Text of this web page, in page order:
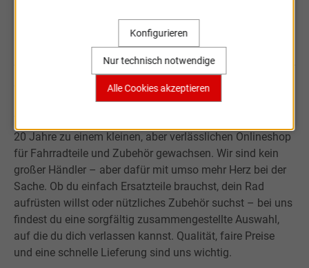
Sportartikel Online
Willkommen bei Sportartikel Online.
20 Jahre zu einem kleinen, aber verlässlichen Onlineshop
für Fahrradteile und Zubehör gewachsen. Wir sind kein
großer Händler – aber dafür mit umso mehr Herz bei der
Sache. Ob du einfach Ersatzteile brauchst, dein Rad
aufrüsten willst oder nützliches Zubehör suchst – bei uns
findest du eine sorgfältig zusammengestellte Auswahl,
auf die du dich verlassen kannst. Qualität, faire Preise
und eine schnelle Lieferung sind uns wichtig.
Nur technisch notwendige
Konfigurieren
Alle Cookies akzeptieren